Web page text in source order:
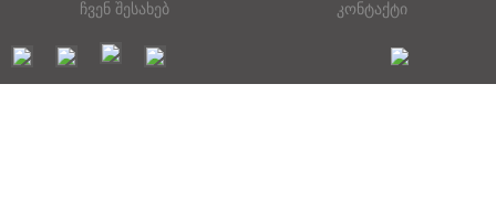
ჩვენ შესახებ
კონტაქტი